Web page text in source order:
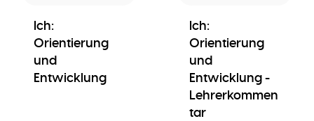
Ich:
Orientierung
und
Entwicklung
Ich:
Orientierung
und
Entwicklung -
Lehrerkommen
tar